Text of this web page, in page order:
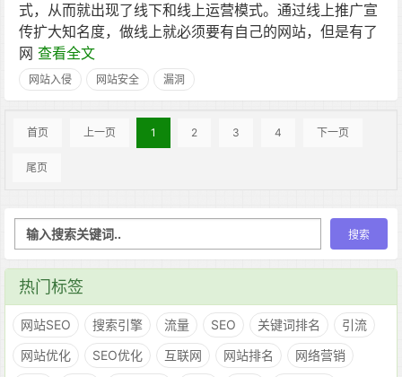
式，从而就出现了线下和线上运营模式。通过线上推广宣
传扩大知名度，做线上就必须要有自己的网站，但是有了
网 查看全文
网站入侵 网站安全 漏洞
首页 上一页 1 2 3 4 下一页
尾页
热门标签
网站SEO 搜索引擎 流量 SEO 关键词排名
引流
网站优化
SEO优化 互联网 网站排名
网络营销